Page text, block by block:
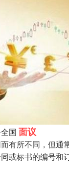
国 面议
有所不同，但
或标书的编号